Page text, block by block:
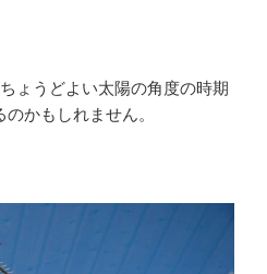
ょうどよい太陽の角度の時期
かもしれません。